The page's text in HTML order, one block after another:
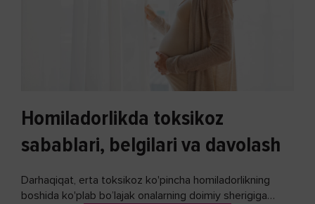
Homiladorlikda toksikoz
sabablari, belgilari va davolash
Darhaqiqat, erta toksikoz ko'pincha homiladorlikning
boshida ko'plab bo’lajak onalarning doimiy sherigiga